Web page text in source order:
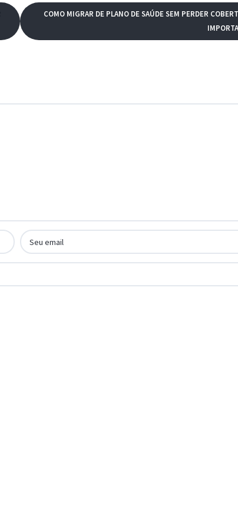
COMO MIGRAR DE PLANO DE SAÚDE SEM PERDER